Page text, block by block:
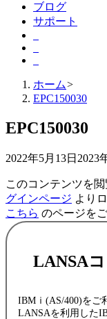
ブログ
サポート
ホーム>
EPC150030
EPC150030
2022年5月13日 2023
このコンテンツを
グインページ より
こちら のページを
LANSA
IBMｉ(AS/400)をご
LANSAを利用した